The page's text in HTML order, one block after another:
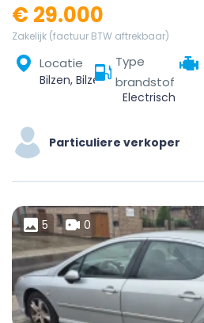
€ 29.000
Zakelijk (factuur BTW aftrekbaar)
Locatie
Bilzen, Bilzen-Hoeselt, Tongeren, Limburg, Flanders, 3740, Belgium
Type
brandstof
Electrisch
Particuliere verkoper
5 0